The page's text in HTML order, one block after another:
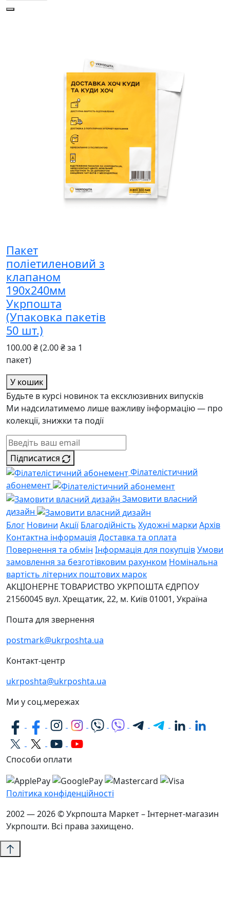
Пакет
поліетиленовий з
клапаном
190x240мм
Укрпошта
(Упаковка пакетів
50 шт.)
100.00 ₴(2.00 ₴ за 1
пакет)
У кошик
Будьте в курсі новинок та ексклюзивних випусків
Ми надсилатимемо лише важливу інформацію — про
колекції, знижки та події
Підписатися
Філателістичний
абонемент
Замовити власний
дизайн
Блог Новини Акції Благодійність Художні марки Архів
Контактна інформація Доставка та оплата
Повернення та обмін Інформація для покупцівУмови
замовлення за безготівковим рахунком Номінальна
вартість літерних поштових марок
АКЦІОНЕРНЕ ТОВАРИСТВО УКРПОШТА ЄДРПОУ
21560045 вул. Хрещатик, 22, м. Київ01001, Україна
Пошта для звернення
postmark@ukrposhta.ua
Контакт-центр
ukrposhta@ukrposhta.ua
Ми у соц.мережах
Способи оплати
Політика конфіденційності
2002 — 2026 © Укрпошта Маркет – Інтернет-магазин
Укрпошти. Всі права захищено.